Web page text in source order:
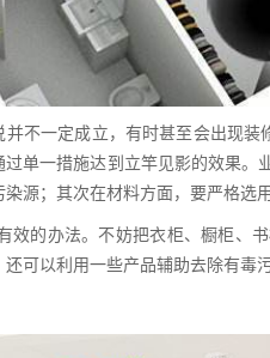
不一定成立，有时甚至会出现
单一措施达到立竿见影的效果。
源；其次在材料方面，要严格选
效的办法。不妨把衣柜、橱柜、
可以利用一些产品辅助去除有毒污